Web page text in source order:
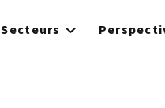
Secteurs